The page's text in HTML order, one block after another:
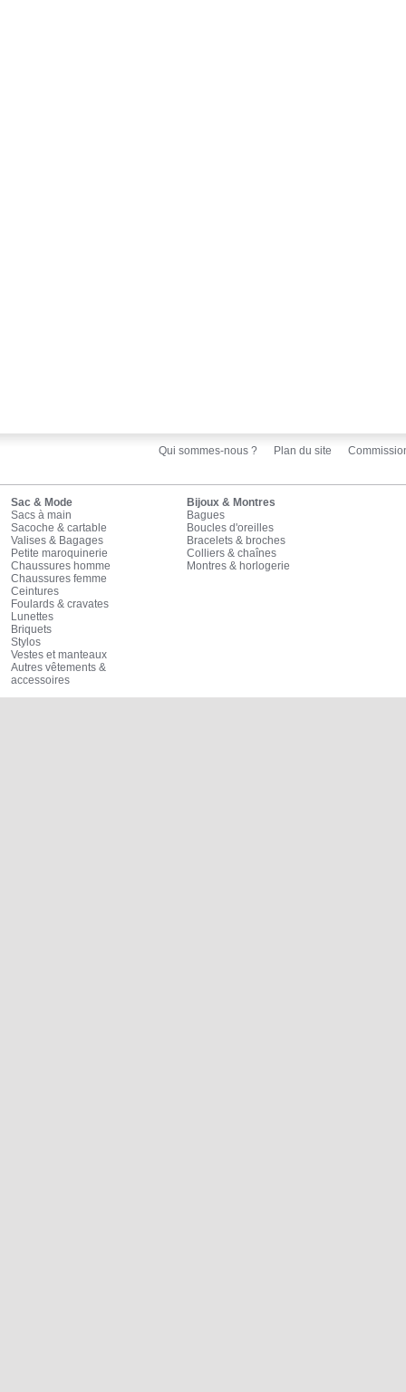
Qui sommes-nous ? Plan du site
Sac & Mode
Sacs à main
Sacoche & cartable
Valises & Bagages
Petite maroquinerie
Chaussures homme
Chaussures femme
Ceintures
Foulards & cravates
Lunettes
Briquets
Stylos
Vestes et manteaux
Autres vêtements &
accessoires
Bijoux & Montres
Bagues
Boucles d'oreilles
Bracelets & broches
Colliers & chaînes
Montres & horlogerie